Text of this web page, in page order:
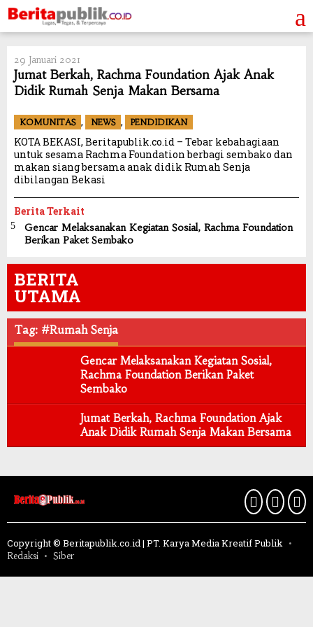
Skip
to
content
29 Januari 2021
Jumat Berkah, Rachma Foundation Ajak Anak
Didik Rumah Senja Makan Bersama
KOMUNITAS , NEWS , PENDIDIKAN
KOTA BEKASI, Beritapublik.co.id – Tebar kebahagiaan
untuk sesama Rachma Foundation berbagi sembako dan
makan siang bersama anak didik Rumah Senja
dibilangan Bekasi
Berita Terkait
Gencar Melaksanakan Kegiatan Sosial, Rachma Foundation
Berikan Paket Sembako
BERITA
UTAMA
Tag: #Rumah Senja
Gencar Melaksanakan Kegiatan Sosial,
Rachma Foundation Berikan Paket
Sembako
Jumat Berkah, Rachma Foundation Ajak
Anak Didik Rumah Senja Makan Bersama
Copyright © Beritapublik.co.id | PT. Karya Media Kreatif Publik
Redaksi Siber